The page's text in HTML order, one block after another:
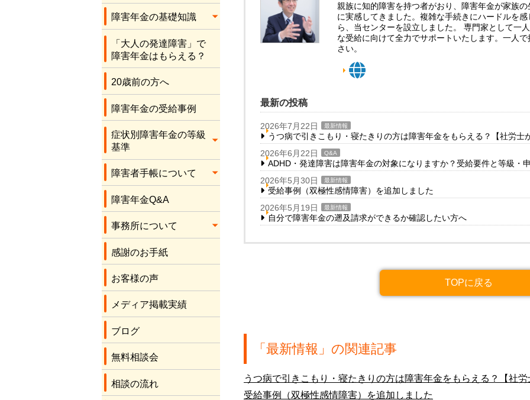
障害年金の基礎知識
「大人の発達障害」で
障害年金はもらえる？
20歳前の方へ
障害年金の受給事例
症状別障害年金の等級
基準
障害者手帳について
障害年金Q&A
事務所について
感謝のお手紙
お客様の声
メディア掲載実績
ブログ
無料相談会
相談の流れ
親族に知的障害を持つ者がおり、障害年金が家族
に実感してきました。複雑な手続きにハードルを
ら、当センターを設立しました。 専門家として一
な受給に向けて全力でサポートいたします。一人
さい。
最新の投稿
2026年7月22日 最新情報
うつ病で引きこもり・寝たきりの方は障害年金をもらえる？【社労士
2026年6月22日
Q&A
ADHD・発達障害は障害年金の対象になりますか？受給要件と等級・
2026年5月30日
最新情報
受給事例（双極性感情障害）を追加しました
2026年5月19日
最新情報
自分で障害年金の遡及請求ができるか確認したい方へ
TOPに戻る
「最新情報」の関連記事
うつ病で引きこもり・寝たきりの方は障害年金をもらえる？【社労
受給事例（双極性感情障害）を追加しました